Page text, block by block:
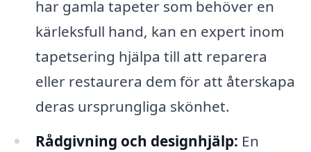
har gamla tapeter som behöver en
kärleksfull hand, kan en expert inom
tapetsering hjälpa till att reparera
eller restaurera dem för att återskapa
deras ursprungliga skönhet.
Rådgivning och designhjälp: En